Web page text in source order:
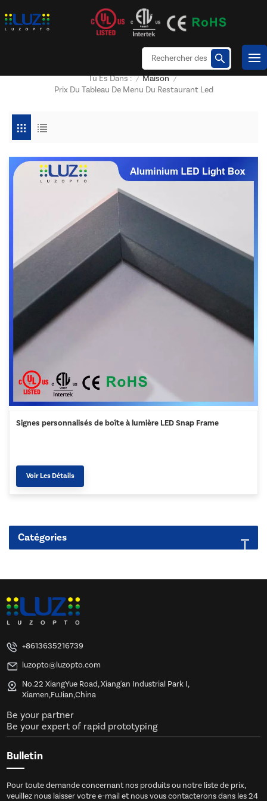
Tu Es Dans : / Maison /
Prix Du Tableau De Menu Du Restaurant Led
Signes personnalisés de boîte à lumière LED Snap Frame
Voir Les Détails
Catégories
+8613635216739
luzopto@luzopto.com
No.22 XiangYue Road, Xiang'an Industrial Park I,
Xiamen,FuJian,China
Be your partner
Be your expert of rapid prototyping
Bulletin
Pour toute demande concernant nos produits ou notre liste de prix,
veuillez nous laisser votre e-mail et nous vous contacterons dans les 24